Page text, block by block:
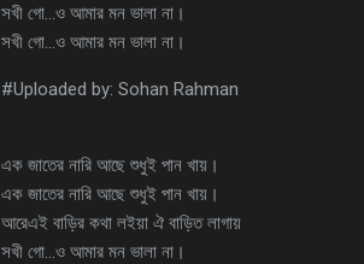
সখী গো…ও আমার মন ভালা না।
সখী গো…ও আমার মন ভালা না।
#Uploaded by: Sohan Rahman
এক জাতের নারি আছে শুধুই পান খায়।
এক জাতের নারি আছে শুধুই পান খায়।
আরেএই বাড়ির কথা লইয়া ঐ বাড়িত লাগায়
সখী গো…ও আমার মন ভালা না।